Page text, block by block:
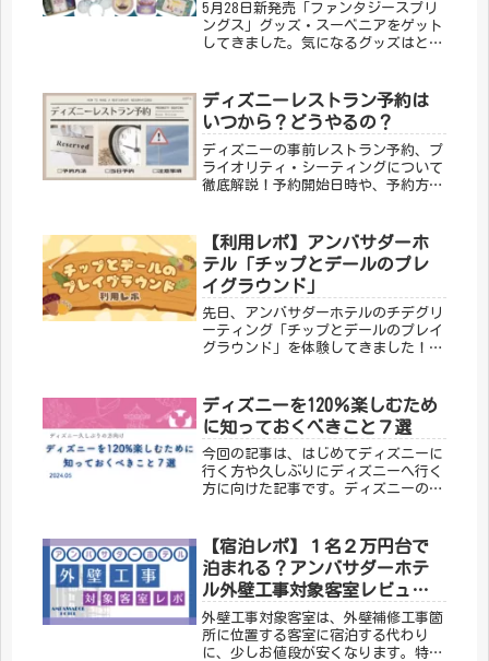
5月28日新発売「ファンタジースプリ
ングス」グッズ・スーベニアをゲット
してきました。気になるグッズはとっ
入品紹介をお届けします。
ディズニーレストラン予約は
いつから？どうやるの？
ディズニーの事前レストラン予約、プ
ライオリティ・シーティングについて
徹底解説！予約開始日時や、予約方
【利用レポ】アンバサダーホ
テル「チップとデールのプレ
イグラウンド」
先日、アンバサダーホテルのチデグリ
ーティング「チップとデールのプレイ
グラウンド」を体験してきました！こ
きます!!
ディズニーを120％楽しむため
に知っておくべきこと７選
今回の記事は、はじめてディズニーに
行く方や久しぶりにディズニーへ行く
方に向けた記事です。ディズニーのシ
もしれません。そこでディズニーをよ
り楽しむために、知っておくべきこと
を７つご紹介します！
【宿泊レポ】１名２万円台で
泊まれる？アンバサダーホテ
ル外壁工事対象客室レビュー
(2024.05)
外壁工事対象客室は、外壁補修工事箇
所に位置する客室に宿泊する代わり
に、少しお値段が安くなります。特別